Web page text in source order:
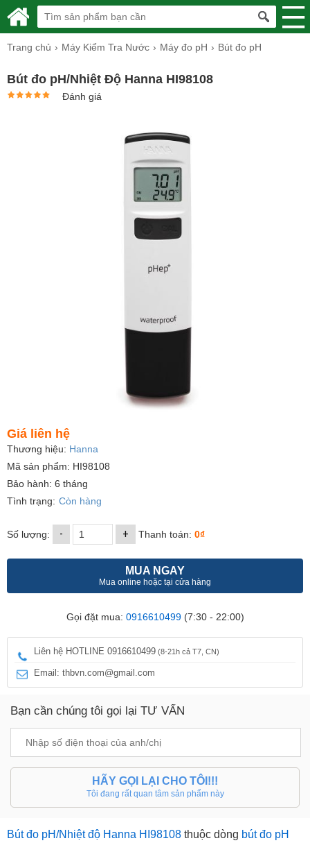
Trang chủ Máy Kiểm Tra Nước Máy đo pH Bút đo pH
Bút đo pH/Nhiệt Độ Hanna HI98108
Đánh giá
Giá liên hệ
Thương hiệu: Hanna
Mã sản phẩm: HI98108
Bảo hành: 6 tháng
Tình trạng: Còn hàng
Số lượng: - + Thanh toán: 0₫
MUA NGAY
Mua online hoặc tại cửa hàng
Gọi đặt mua: 0916610499(7:30 - 22:00)
Liên hệ HOTLINE 0916610499 (8-21h cả T7, CN)
Email: thbvn.com@gmail.com
Bạn cần chúng tôi gọi lại TƯ VẤN
HÃY GỌI LẠI CHO TÔI!!!
Tôi đang rất quan tâm sản phẩm này
Bút đo pH/Nhiệt độ Hanna HI98108 thuộc dòng bút đo pH